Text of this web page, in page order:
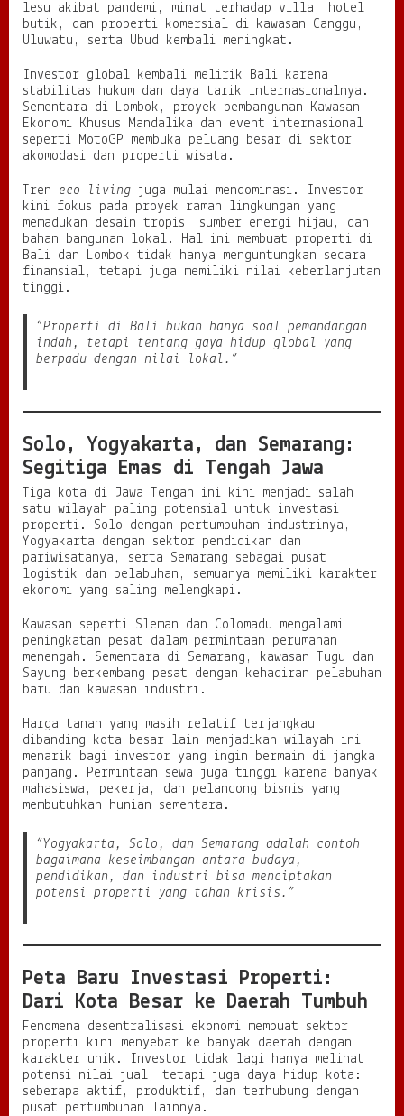
lesu akibat pandemi, minat terhadap villa, hotel
butik, dan properti komersial di kawasan Canggu,
Uluwatu, serta Ubud kembali meningkat.
Investor global kembali melirik Bali karena
stabilitas hukum dan daya tarik internasionalnya.
Sementara di Lombok, proyek pembangunan Kawasan
Ekonomi Khusus Mandalika dan event internasional
seperti MotoGP membuka peluang besar di sektor
akomodasi dan properti wisata.
Tren eco-living juga mulai mendominasi. Investor
kini fokus pada proyek ramah lingkungan yang
memadukan desain tropis, sumber energi hijau, dan
bahan bangunan lokal. Hal ini membuat properti di
Bali dan Lombok tidak hanya menguntungkan secara
finansial, tetapi juga memiliki nilai keberlanjutan
tinggi.
“Properti di Bali bukan hanya soal pemandangan
indah, tetapi tentang gaya hidup global yang
berpadu dengan nilai lokal.”
Solo, Yogyakarta, dan Semarang:
Segitiga Emas di Tengah Jawa
Tiga kota di Jawa Tengah ini kini menjadi salah
satu wilayah paling potensial untuk investasi
properti. Solo dengan pertumbuhan industrinya,
Yogyakarta dengan sektor pendidikan dan
pariwisatanya, serta Semarang sebagai pusat
logistik dan pelabuhan, semuanya memiliki karakter
ekonomi yang saling melengkapi.
Kawasan seperti Sleman dan Colomadu mengalami
peningkatan pesat dalam permintaan perumahan
menengah. Sementara di Semarang, kawasan Tugu dan
Sayung berkembang pesat dengan kehadiran pelabuhan
baru dan kawasan industri.
Harga tanah yang masih relatif terjangkau
dibanding kota besar lain menjadikan wilayah ini
menarik bagi investor yang ingin bermain di jangka
panjang. Permintaan sewa juga tinggi karena banyak
mahasiswa, pekerja, dan pelancong bisnis yang
membutuhkan hunian sementara.
“Yogyakarta, Solo, dan Semarang adalah contoh
bagaimana keseimbangan antara budaya,
pendidikan, dan industri bisa menciptakan
potensi properti yang tahan krisis.”
Peta Baru Investasi Properti:
Dari Kota Besar ke Daerah Tumbuh
Fenomena desentralisasi ekonomi membuat sektor
properti kini menyebar ke banyak daerah dengan
karakter unik. Investor tidak lagi hanya melihat
potensi nilai jual, tetapi juga daya hidup kota:
seberapa aktif, produktif, dan terhubung dengan
pusat pertumbuhan lainnya.